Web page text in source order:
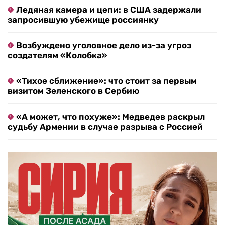
Ледяная камера и цепи: в США задержали
запросившую убежище россиянку
Возбуждено уголовное дело из-за угроз
создателям «Колобка»
«Тихое сближение»: что стоит за первым
визитом Зеленского в Сербию
«А может, что похуже»: Медведев раскрыл
судьбу Армении в случае разрыва с Россией